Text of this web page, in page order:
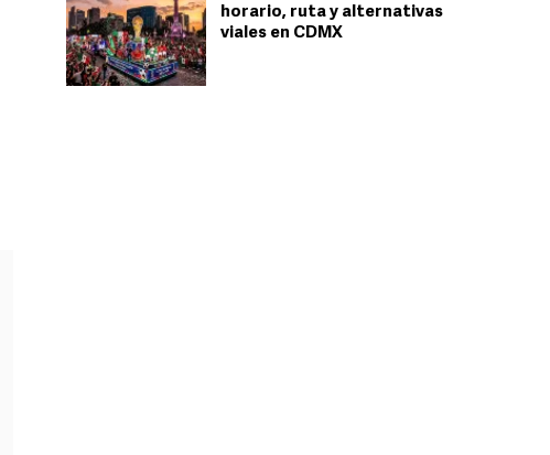
horario, ruta y alternativas
viales en CDMX